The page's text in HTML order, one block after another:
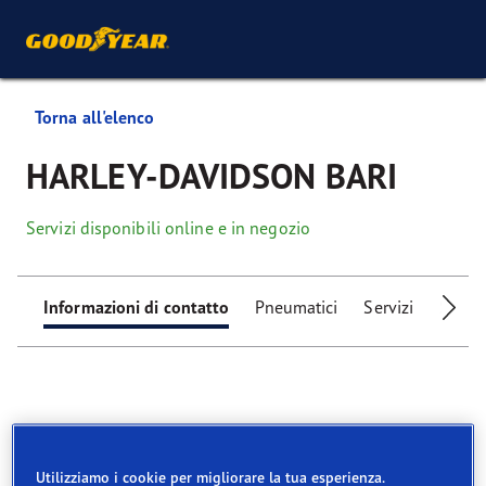
Torna all'elenco
HARLEY-DAVIDSON BARI
Servizi disponibili online e in negozio
Informazioni di contatto Pneumatici Servizi
Find your tyres
Utilizziamo i cookie per migliorare la tua esperienza.